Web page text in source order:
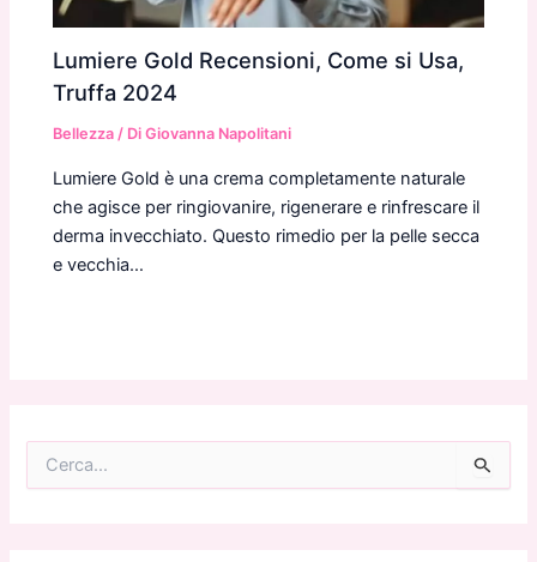
Lumiere Gold Recensioni, Come si Usa,
Truffa 2024
Bellezza / DiGiovanna Napolitani
Lumiere Gold è una crema completamente naturale
che agisce per ringiovanire, rigenerare e rinfrescare il
derma invecchiato. Questo rimedio per la pelle secca
e vecchia…